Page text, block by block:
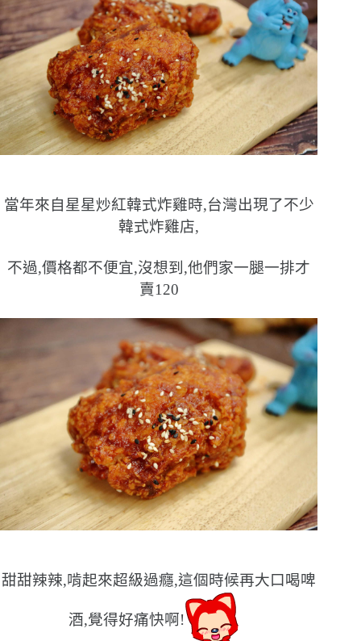
當年來自星星炒紅韓式炸雞時,台灣出現了不少
韓式炸雞店,
不過,價格都不便宜,沒想到,他們家一腿一排才
賣120
甜甜辣辣,啃起來超級過癮,這個時候再大口喝啤
酒,覺得好痛快啊!